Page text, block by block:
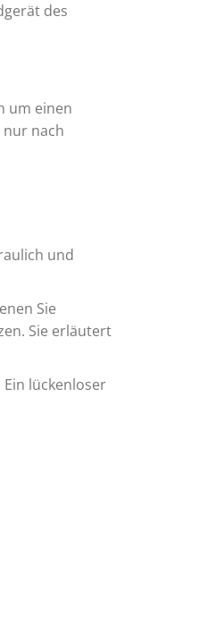
des
um einen
nach
und
Sie
Sie erläutert
lückenloser